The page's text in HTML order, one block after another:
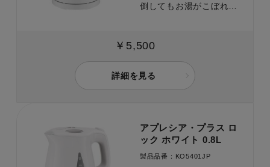
倒してもお湯がこぼれに
「省スチーム設計」で、
￥5,500
詳細を見る
アプレシア・プラス ロ
ック ホワイト 0.8L
製品品番：KO5401JP